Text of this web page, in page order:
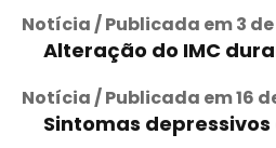
Notícia / Publicada em 3 de
Alteração do IMC
Notícia / Publicada em 16
Sintomas